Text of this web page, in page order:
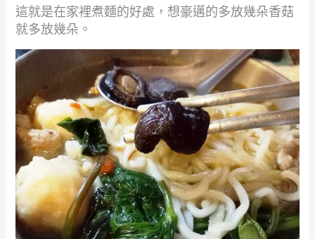
這就是在家裡煮麵的好處，想豪邁的多放幾朵香菇
就多放幾朵。